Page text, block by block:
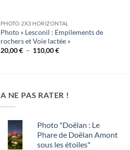
PHOTO 2X3 HORIZONTAL
Photo « Lesconil : Empilements de
rochers et Voie lactée »
20,00€ – 110,00€Plage
A NE PAS RATER !
Photo "Doëlan : Le
Phare de Doëlan Amont
sous les étoiles"